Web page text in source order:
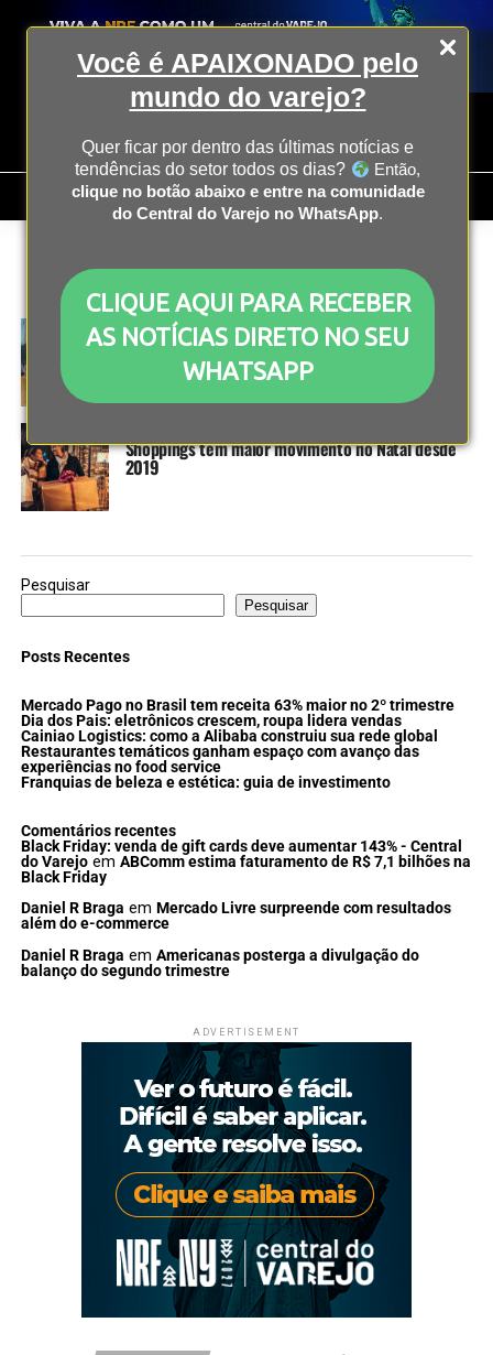
Você é APAIXONADO pelo
mundo do varejo?
Quer ficar por dentro das últimas notícias e
tendências do setor todos os dias?
Então,
clique no botão abaixo e entre na comunidade
do Central do Varejo no WhatsApp.
CLIQUE AQUI PARA RECEBER
AS NOTÍCIAS DIRETO NO SEU
WHATSAPP
All posts tagged "associação brasileira dos
lojistas de shopping"
ECONOMIA 2 anos atrás
Entidades do varejo lançam manifesto e cobram
ação imediata do governo sobre apostas online;
presidente da Ablos comenta
Shoppings têm maior movimento no Natal desde
2019
Pesquisar
Pesquisar
Posts Recentes
Mercado Pago no Brasil tem receita 63% maior no 2º trimestre
Dia dos Pais: eletrônicos crescem, roupa lidera vendas
Cainiao Logistics: como a Alibaba construiu sua rede global
Restaurantes temáticos ganham espaço com avanço das
experiências no food service
Franquias de beleza e estética: guia de investimento
Comentários recentes
Black Friday: venda de gift cards deve aumentar 143% - Central
do Varejoem ABComm estima faturamento de R$ 7,1 bilhões na
Black Friday
Daniel R Braga em Mercado Livre surpreende com resultados
além do e-commerce
Daniel R Braga em Americanas posterga a divulgação do
balanço do segundo trimestre
ADVERTISEMENT